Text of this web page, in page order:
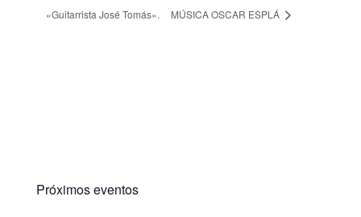
«Guitarrista José Tomás».
MÚSICA OSCAR ESPLÁ
Próximos eventos